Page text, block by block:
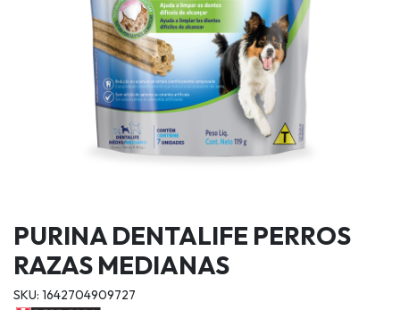
PURINA DENTALIFE PERROS
RAZAS MEDIANAS
SKU: 1642704909727